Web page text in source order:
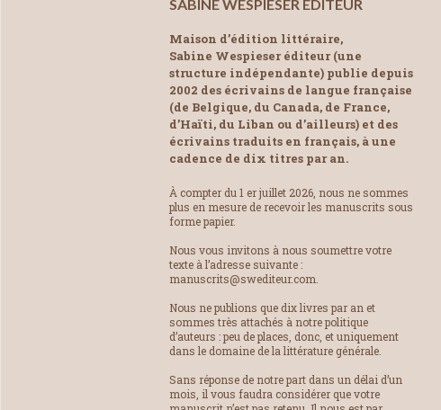
SABINE WESPIESER ÉDITEUR
Maison d’édition littéraire,
Sabine Wespieser éditeur (une
structure indépendante) publie depuis
2002 des écrivains de langue française
(de Belgique, du Canada, de France,
d’Haïti, du Liban ou d’ailleurs) et des
écrivains traduits en français, à une
cadence de dix titres par an.
À compter du 1 er juillet 2026, nous ne sommes
plus en mesure de recevoir les manuscrits sous
forme papier.
Nous vous invitons à nous soumettre votre
texte à l’adresse suivante :
manuscrits@swediteur.com.
Nous ne publions que dix livres par an et
sommes très attachés à notre politique
d’auteurs : peu de places, donc, et uniquement
dans le domaine de la littérature générale.
Sans réponse de notre part dans un délai d’un
mois, il vous faudra considérer que votre